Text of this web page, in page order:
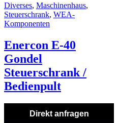
Diverses, Maschinenhaus,
Steuerschrank, WEA-
Komponenten
Enercon E-40
Gondel
Steuerschrank /
Bedienpult
Direkt anfragen